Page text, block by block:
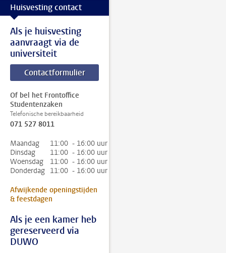
Huisvesting contact
Als je huisvesting
aanvraagt via de
universiteit
Contactformulier
Of bel het Frontoffice
Studentenzaken
Telefonische bereikbaarheid
071 527 8011
Maandag
11:00 - 16:00 uur
Dinsdag
11:00 - 16:00 uur
Woensdag
11:00 - 16:00 uur
Donderdag 11:00 - 16:00 uur
Afwijkende openingstijden
& feestdagen
Als je een kamer heb
gereserveerd via
DUWO